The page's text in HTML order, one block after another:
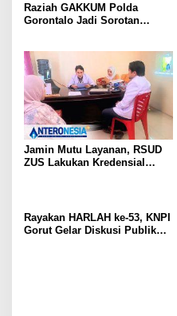
Raziah GAKKUM Polda
Gorontalo Jadi Sorotan
Jamin Mutu Layanan, RSUD
ZUS Lakukan Kredensial
Rayakan HARLAH ke-53, KNPI
Gorut Gelar Diskusi Publik